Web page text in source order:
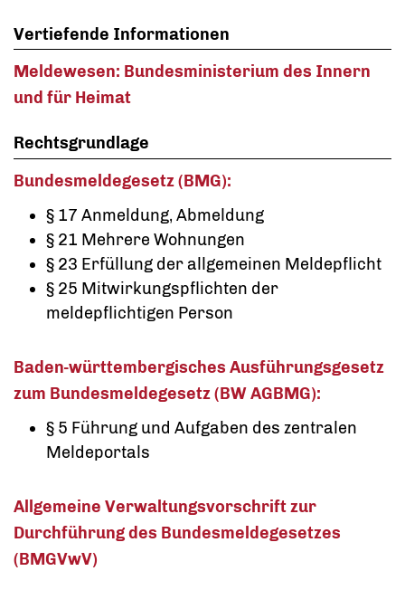
Vertiefende Informationen
Meldewesen: Bundesministerium des Innern
und für Heimat
Rechtsgrundlage
Bundesmeldegesetz (BMG):
§ 17 Anmeldung, Abmeldung
§ 21 Mehrere Wohnungen
§ 23 Erfüllung der allgemeinen Meldepflicht
§ 25 Mitwirkungspflichten der
meldepflichtigen Person
Baden-württembergisches Ausführungsgesetz
zum Bundesmeldegesetz (BW AGBMG):
§ 5 Führung und Aufgaben des zentralen
Meldeportals
Allgemeine Verwaltungsvorschrift zur
Durchführung des Bundesmeldegesetzes
(BMGVwV)